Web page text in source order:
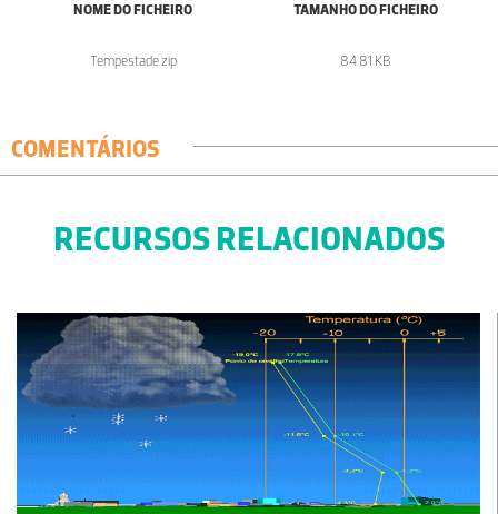
NOME DO FICHEIRO
Tempestade.zip
TAMANHO DO FICHEIRO
84.81 KB
COMENTÁRIOS
RECURSOS RELACIONADOS